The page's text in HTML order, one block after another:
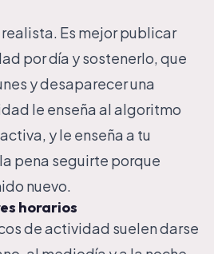
Es mejor publicar
por día y sostenerlo, que
y desaparecer una
le enseña al algoritmo
y le enseña a tu
pena seguirte porque
nuevo.
horarios
de actividad suelen darse